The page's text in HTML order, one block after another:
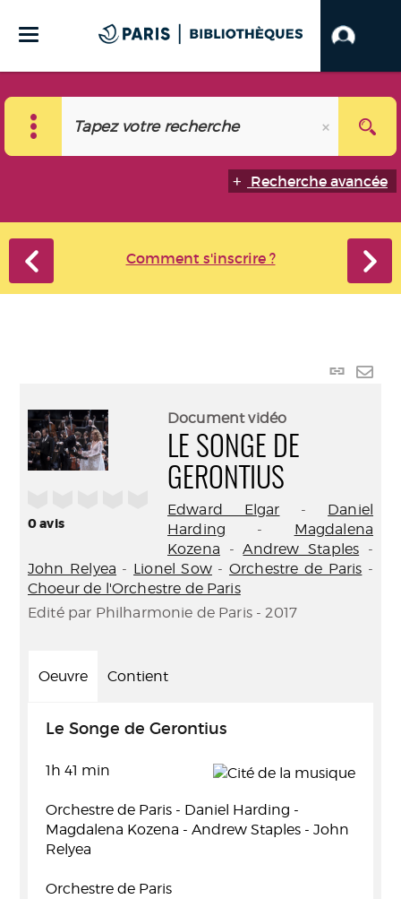
Recherche avancée
Comment s'inscrire ?
Lien
0avis
Document vidéo
LE SONGE DE
GERONTIUS
Edward Elgar - Daniel
Harding - Magdalena
Kozena -Andrew Staples -
John Relyea - Lionel Sow- Orchestre de Paris -
Choeur de l'Orchestre de Paris
Edité par Philharmonie de Paris - 2017
Oeuvre Contient
Le Songe de Gerontius
1h 41 min
Orchestre de Paris - Daniel Harding -
Magdalena Kozena - Andrew Staples - John
Relyea
Orchestre de Paris